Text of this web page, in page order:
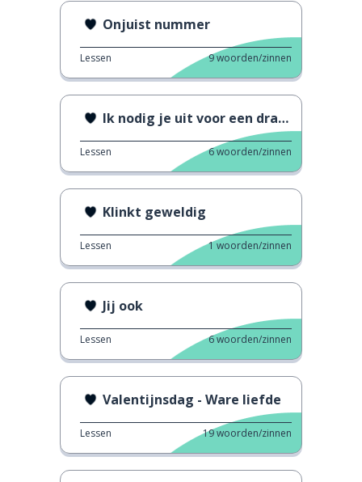
Onjuist nummer
Lessen 9woorden/zinnen
Ik nodig je uit voor een drankje
Lessen 6woorden/zinnen
Klinkt geweldig
Lessen 1woorden/zinnen
Jij ook
Lessen 6woorden/zinnen
Valentijnsdag - Ware liefde
Lessen 19woorden/zinnen